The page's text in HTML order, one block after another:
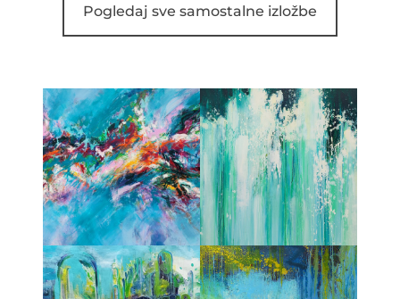
Pogledaj sve samostalne izložbe